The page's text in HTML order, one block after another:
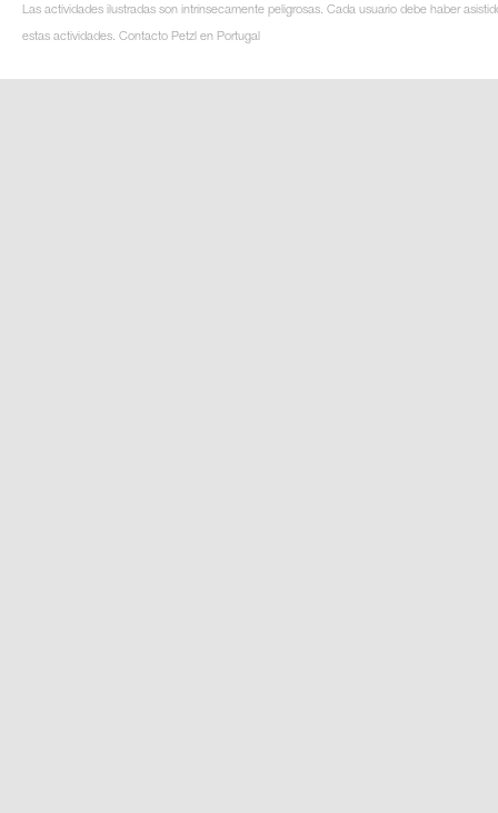
Las actividades ilustradas son intrínsecamente peligrosas. Cada usuario debe haber
estas actividades. Contacto Petzl en Portugal